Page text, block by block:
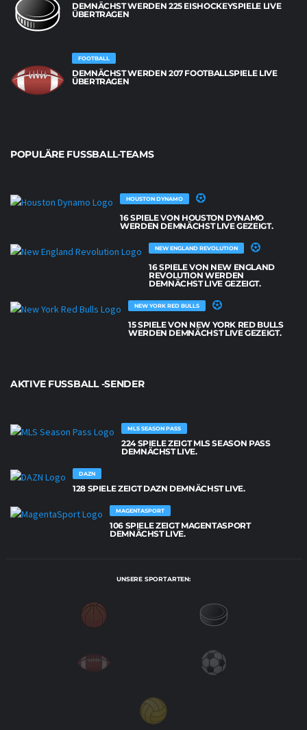
DEMNÄCHST WERDEN 225 EISHOCKEYSPIELE LIVE
ÜBERTRAGEN
FOOTBALL
DEMNÄCHST WERDEN 207 FOOTBALLSPIELE LIVE
ÜBERTRAGEN
POPULÄRE FUSSBALL-TEAMS
HOUSTON DYNAMO
16 SPIELE VON HOUSTON DYNAMO
WERDEN DEMNÄCHST LIVE GEZEIGT.
NEW ENGLAND REVOLUTION
16 SPIELE VON NEW ENGLAND
REVOLUTION WERDEN
DEMNÄCHST LIVE GEZEIGT.
NEW YORK RED BULLS
15 SPIELE VON NEW YORK RED BULLS
WERDEN DEMNÄCHST LIVE GEZEIGT.
AKTIVE FUSSBALL -SENDER
MLS SEASON PASS
224 SPIELE ZEIGT MLS SEASON PASS
DEMNÄCHST LIVE.
DAZN
128 SPIELE ZEIGT DAZN DEMNÄCHST LIVE.
MAGENTASPORT
106 SPIELE ZEIGT MAGENTASPORT
DEMNÄCHST LIVE.
UNSERE SPORTARTEN: